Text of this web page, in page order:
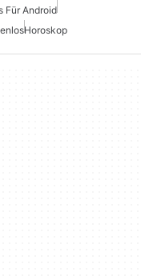
Für Android
Horoskop